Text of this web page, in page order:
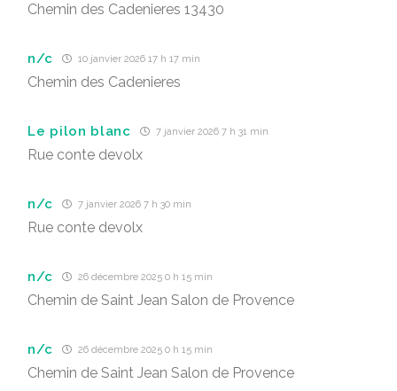
Chemin des Cadenieres 13430
n/c 10 janvier 2026 17 h 17 min
Chemin des Cadenieres
Le pilon blanc 7 janvier 2026 7 h 31 min
Rue conte devolx
n/c 7 janvier 2026 7 h 30 min
Rue conte devolx
n/c 26 décembre 2025 0 h 15 min
Chemin de Saint Jean Salon de Provence
n/c 26 décembre 2025 0 h 15 min
Chemin de Saint Jean Salon de Provence